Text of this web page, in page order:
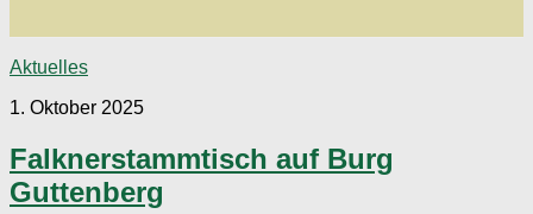
Aktuelles
1. Oktober 2025
Falknerstammtisch auf Burg
Guttenberg